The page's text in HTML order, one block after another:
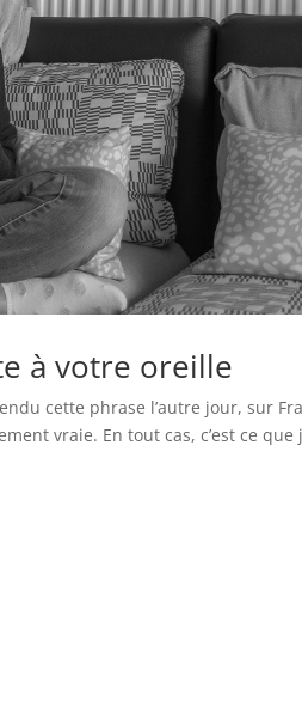
à votre oreille
cette phrase l’autre jour, sur
vraie. En tout cas, c’est ce que